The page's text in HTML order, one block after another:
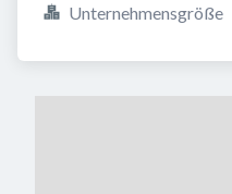
Unternehmensgröße